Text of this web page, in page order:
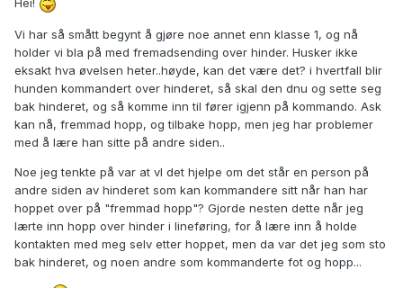
Hei!
Vi har så smått begynt å gjøre noe annet enn klasse 1, og nå
holder vi bla på med fremadsending over hinder. Husker ikke
eksakt hva øvelsen heter..høyde, kan det være det? i hvertfall blir
hunden kommandert over hinderet, så skal den dnu og sette seg
bak hinderet, og så komme inn til fører igjenn på kommando. Ask
kan nå, fremmad hopp, og tilbake hopp, men jeg har problemer
med å lære han sitte på andre siden..
Noe jeg tenkte på var at vl det hjelpe om det står en person på
andre siden av hinderet som kan kommandere sitt når han har
hoppet over på "fremmad hopp"? Gjorde nesten dette når jeg
lærte inn hopp over hinder i lineføring, for å lære inn å holde
kontakten med meg selv etter hoppet, men da var det jeg som sto
bak hinderet, og noen andre som kommanderte fot og hopp...